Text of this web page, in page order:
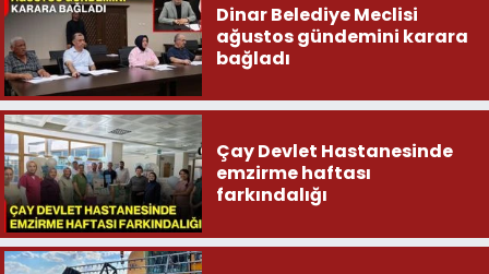
Dinar Belediye Meclisi
ağustos gündemini karara
bağladı
Çay Devlet Hastanesinde
emzirme haftası
farkındalığı